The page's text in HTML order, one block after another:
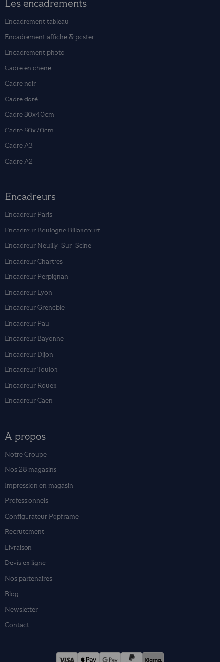
Les encadrements
Encadrement tableau
Encadrement affiche & poster
Encadrement photo
Cadre en chêne
Cadre noir
Cadre doré
Cadre 30x40cm
Cadre 50x70cm
Cadre A3
Cadre A2
Encadreurs
Encadreur Paris
Encadreur Boulogne Billancourt
Encadreur Neuilly-Sur-Seine
Encadreur Chartres
Encadreur Perpignan
Encadreur Lyon
Encadreur Grenoble
Encadreur Pau
Encadreur Bayonne
Encadreur Dijon
Encadreur Toulon
Encadreur Rouen
Encadreur Caen
A propos
Notre Groupe
Nos 28 magasins
Impression en magasin
Professionnels
Configurateur Popframe
Recrutement
Livraison
Devis en ligne
Nos partenaires
Blog
Newsletter
Contact